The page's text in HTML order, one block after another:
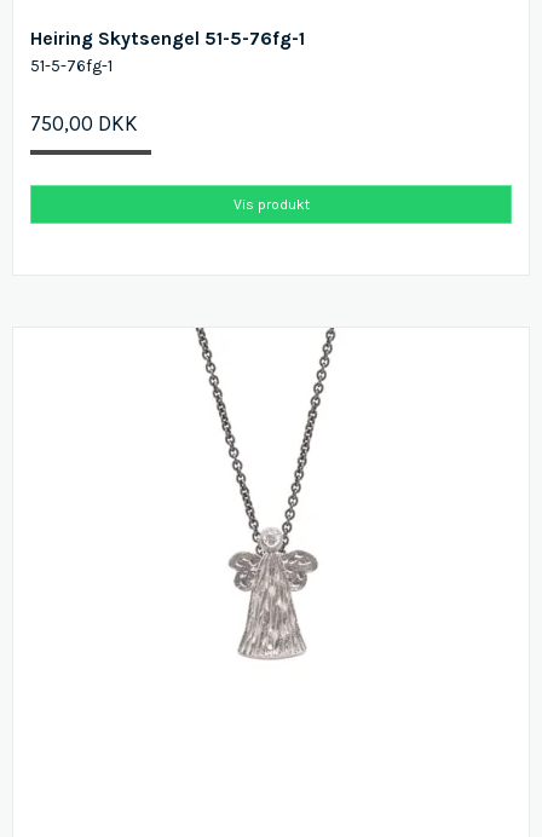
Heiring Skytsengel 51-5-76fg-1
51-5-76fg-1
750,00 DKK
Vis produkt